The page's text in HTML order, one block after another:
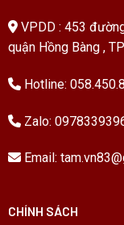
VPDD : 453
quận Hồng Bàng ,
Hotline:
Zalo:
Email:
CHÍNH SÁCH